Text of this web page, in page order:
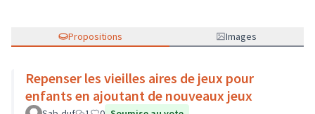
Propositions Images
Repenser les vieilles aires de jeux pour
enfants en ajoutant de nouveaux jeux